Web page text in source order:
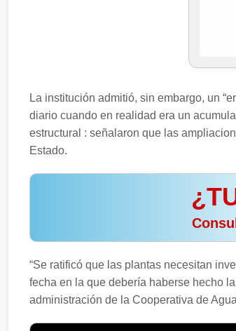
La institución admitió, sin embargo, un
diario cuando en realidad era un
estructural : señalaron que las
Estado.
“Se ratificó que las plantas necesitan
fecha en la que debería haberse hecho
administración de la Cooperativa de